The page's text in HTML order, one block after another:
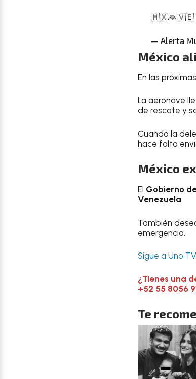
🇲🇽🙏🇻🇪
— Alerta
México
En las
La aeronave
de rescate y
Cuando la
hace falta
México
El Gobierno
Venezuela.
También
emergencia.
Sigue a Uno
¿Tienes una
+52 55 8056
Te